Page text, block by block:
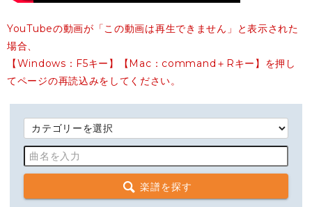
YouTubeの動画が「この動画は再生できません」と表示された
場合、
【Windows：F5キー】【Mac：command＋Rキー】を押し
てページの再読込みをしてください。
楽譜を探す